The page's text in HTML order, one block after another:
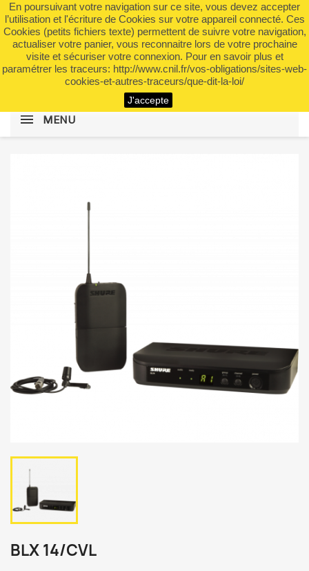
En poursuivant votre navigation sur ce site, vous devez accepter
l’utilisation et l'écriture de Cookies sur votre appareil connecté. Ces
Cookies (petits fichiers texte) permettent de suivre votre navigation,
actualiser votre panier, vous reconnaitre lors de votre prochaine
visite et sécuriser votre connexion. Pour en savoir plus et
paramétrer les traceurs: http://www.cnil.fr/vos-obligations/sites-web-
cookies-et-autres-traceurs/que-dit-la-loi/
J'accepte
 shopping_cart (0)

search
MENU
BLX 14/CVL